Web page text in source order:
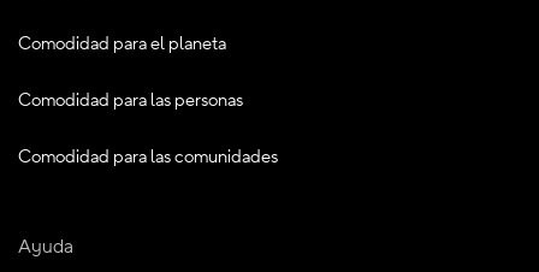
Comodidad para el planeta
Comodidad para las personas
Comodidad para las comunidades
Ayuda